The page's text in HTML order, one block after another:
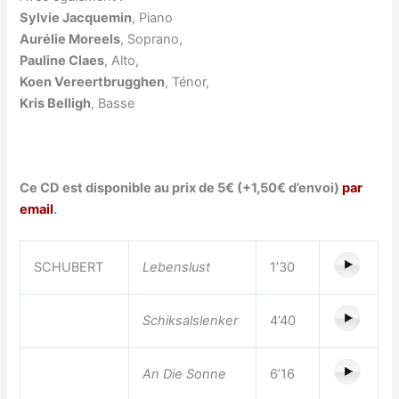
Sylvie Jacquemin, Piano
Aurélie Moreels, Soprano,
Pauline Claes, Alto,
Koen Vereertbrugghen, Ténor,
Kris Belligh, Basse
Ce CD est disponible au prix de 5€ (+1,50€ d’envoi)par
email.
SCHUBERT Lebenslust 1’30
Schiksalslenker 4’40
An Die Sonne 6’16